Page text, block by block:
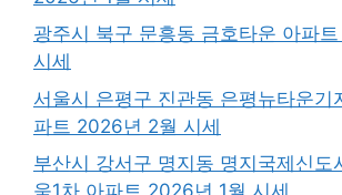
광주시 북구 문흥동 금호타운 아파
시세
서울시 은평구 진관동 은평뉴타운기
파트 2026년 2월 시세
부산시 강서구 명지동 명지국제신도
움1차 아파트 2026년 1월 시세